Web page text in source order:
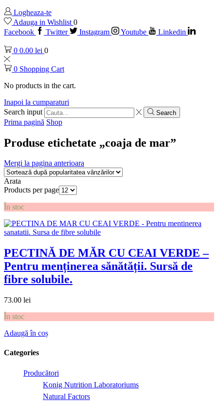
Logheaza-te
Adauga in Wishlist 0
Facebook
Twitter Instagram Youtube Linkedin
0 0.00 lei 0
0 Shopping Cart
No products in the cart.
Inapoi la cumparaturi
Search input
Search
Prima pagină Shop
Produse etichetate „coaja de mar”
Mergi la pagina anterioara
Arata
Products per page
În stoc
PECTINĂ DE MĂR CU CEAI VERDE –
Pentru menținerea sănătății. Sursă de
fibre solubile.
73.00 lei
În stoc
Adaugă în coș
Categories
Producători
Konig Nutrition Laboratoriums
Natural Factors